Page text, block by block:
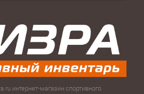
интернет-магазин спортивного